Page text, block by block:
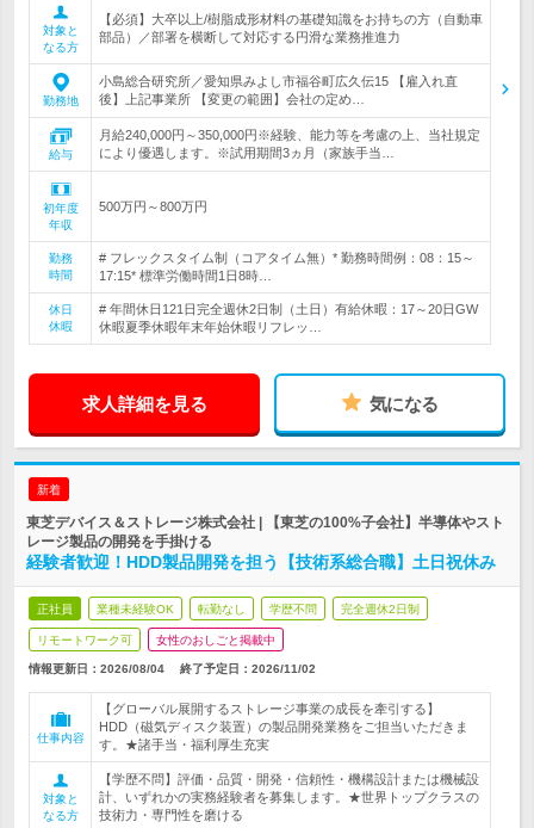
対象と
なる方
【必須】大卒以上/樹脂成形材料の基礎知識をお持ちの方（自動車
部品）／部署を横断して対応する円滑な業務推進力
勤務地
小島総合研究所／愛知県みよし市福谷町広久伝15 【雇入れ直
後】上記事業所 【変更の範囲】会社の定め…
給与
月給240,000円～350,000円※経験、能力等を考慮の上、当社規定
により優遇します。※試用期間3ヵ月（家族手当…
初年度
年収
500万円～800万円
勤務
時間
# フレックスタイム制（コアタイム無）* 勤務時間例：08：15～
17:15* 標準労働時間1日8時…
休日
休暇
# 年間休日121日完全週休2日制（土日）有給休暇：17～20日GW
休暇夏季休暇年末年始休暇リフレッ…
求人詳細を見る 気になる
新着
東芝デバイス＆ストレージ株式会社 | 【東芝の100%子会社】半導体やスト
レージ製品の開発を手掛ける
経験者歓迎！HDD製品開発を担う【技術系総合職】土日祝休み
正社員 業種未経験OK 転勤なし 学歴不問 完全週休2日制
リモートワーク可 女性のおしごと掲載中
情報更新日：2026/08/04 終了予定日： 2026/11/02
仕事内容
【グローバル展開するストレージ事業の成長を牽引する】
HDD（磁気ディスク装置）の製品開発業務をご担当いただきま
す。★諸手当・福利厚生充実
対象と
なる方
【学歴不問】評価・品質・開発・信頼性・機構設計または機械設
計、いずれかの実務経験者を募集します。★世界トップクラスの
技術力・専門性を磨ける